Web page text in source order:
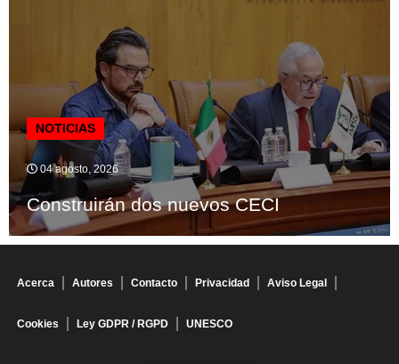
NOTICIAS
04 agosto, 2026
Construirán dos nuevos CECI
Acerca Autores Contacto Privacidad Aviso Legal
Cookies Ley GDPR / RGPD UNESCO